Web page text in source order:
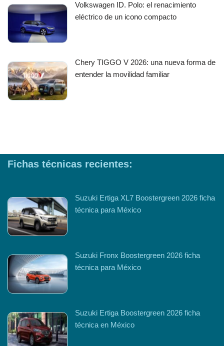
Volkswagen ID. Polo: el renacimiento
eléctrico de un icono compacto
Chery TIGGO V 2026: una nueva forma de
entender la movilidad familiar
Fichas técnicas recientes:
Suzuki Ertiga XL7 Boostergreen 2026 ficha
técnica para México
Suzuki Fronx Boostergreen 2026 ficha
técnica para México
Suzuki Ertiga Boostergreen 2026 ficha
técnica en México